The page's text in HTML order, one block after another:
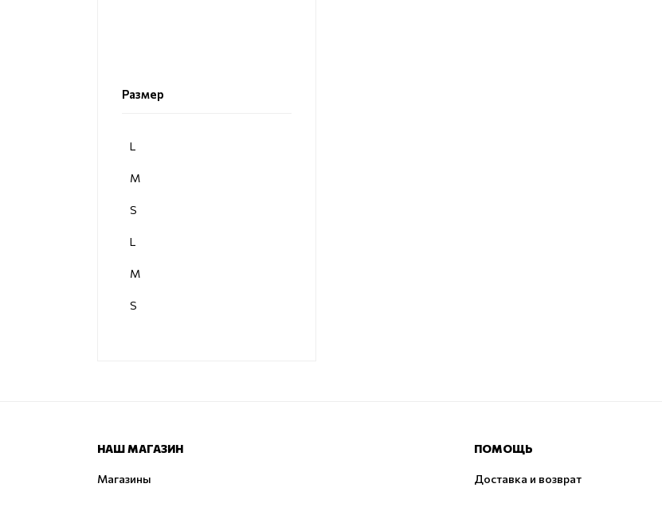
Размер
L
M
S
L
M
S
НАШ МАГАЗИН
Магазины
ПОМОЩЬ
Доставка и возврат